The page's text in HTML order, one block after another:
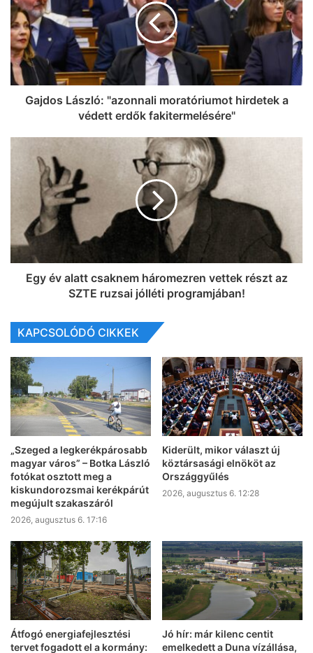
Gajdos László: "azonnali moratóriumot hirdetek a
védett erdők fakitermelésére"
Egy év alatt csaknem háromezren vettek részt az
SZTE ruzsai jólléti programjában!
KAPCSOLÓDÓ CIKKEK
„Szeged a legkerékpárosabb
magyar város” – Botka László
fotókat osztott meg a
kiskundorozsmai kerékpárút
megújult szakaszáról
2026, augusztus 6. 17:16
Kiderült, mikor választ új
köztársasági elnököt az
Országgyűlés
2026, augusztus 6. 12:28
Átfogó energiafejlesztési
tervet fogadott el a kormány:
Jó hír: már kilenc centit
emelkedett a Duna vízállása,